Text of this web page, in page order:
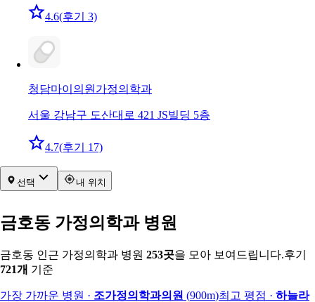
4.6(후기 3)
청담마이의원 가정의학과
서울 강남구 도산대로 421 JS빌딩 5층
4.7(후기 17)
선택 내 위치
금호동 가정의학과 병원
금호동 인근 가정의학과 병원 253곳을 모아 보여드립니다.후기
721개 기준
가장 가까운 병원 · 조가정의학과의원 (900m)최고 평점 · 하늘라